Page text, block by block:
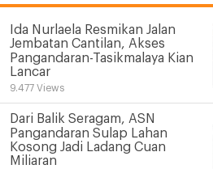
Ida Nurlaela Resmikan Jalan
Jembatan Cantilan, Akses
Pangandaran-Tasikmalaya Kian
Lancar
9.477 Views
Dari Balik Seragam, ASN
Pangandaran Sulap Lahan
Kosong Jadi Ladang Cuan
Miliaran